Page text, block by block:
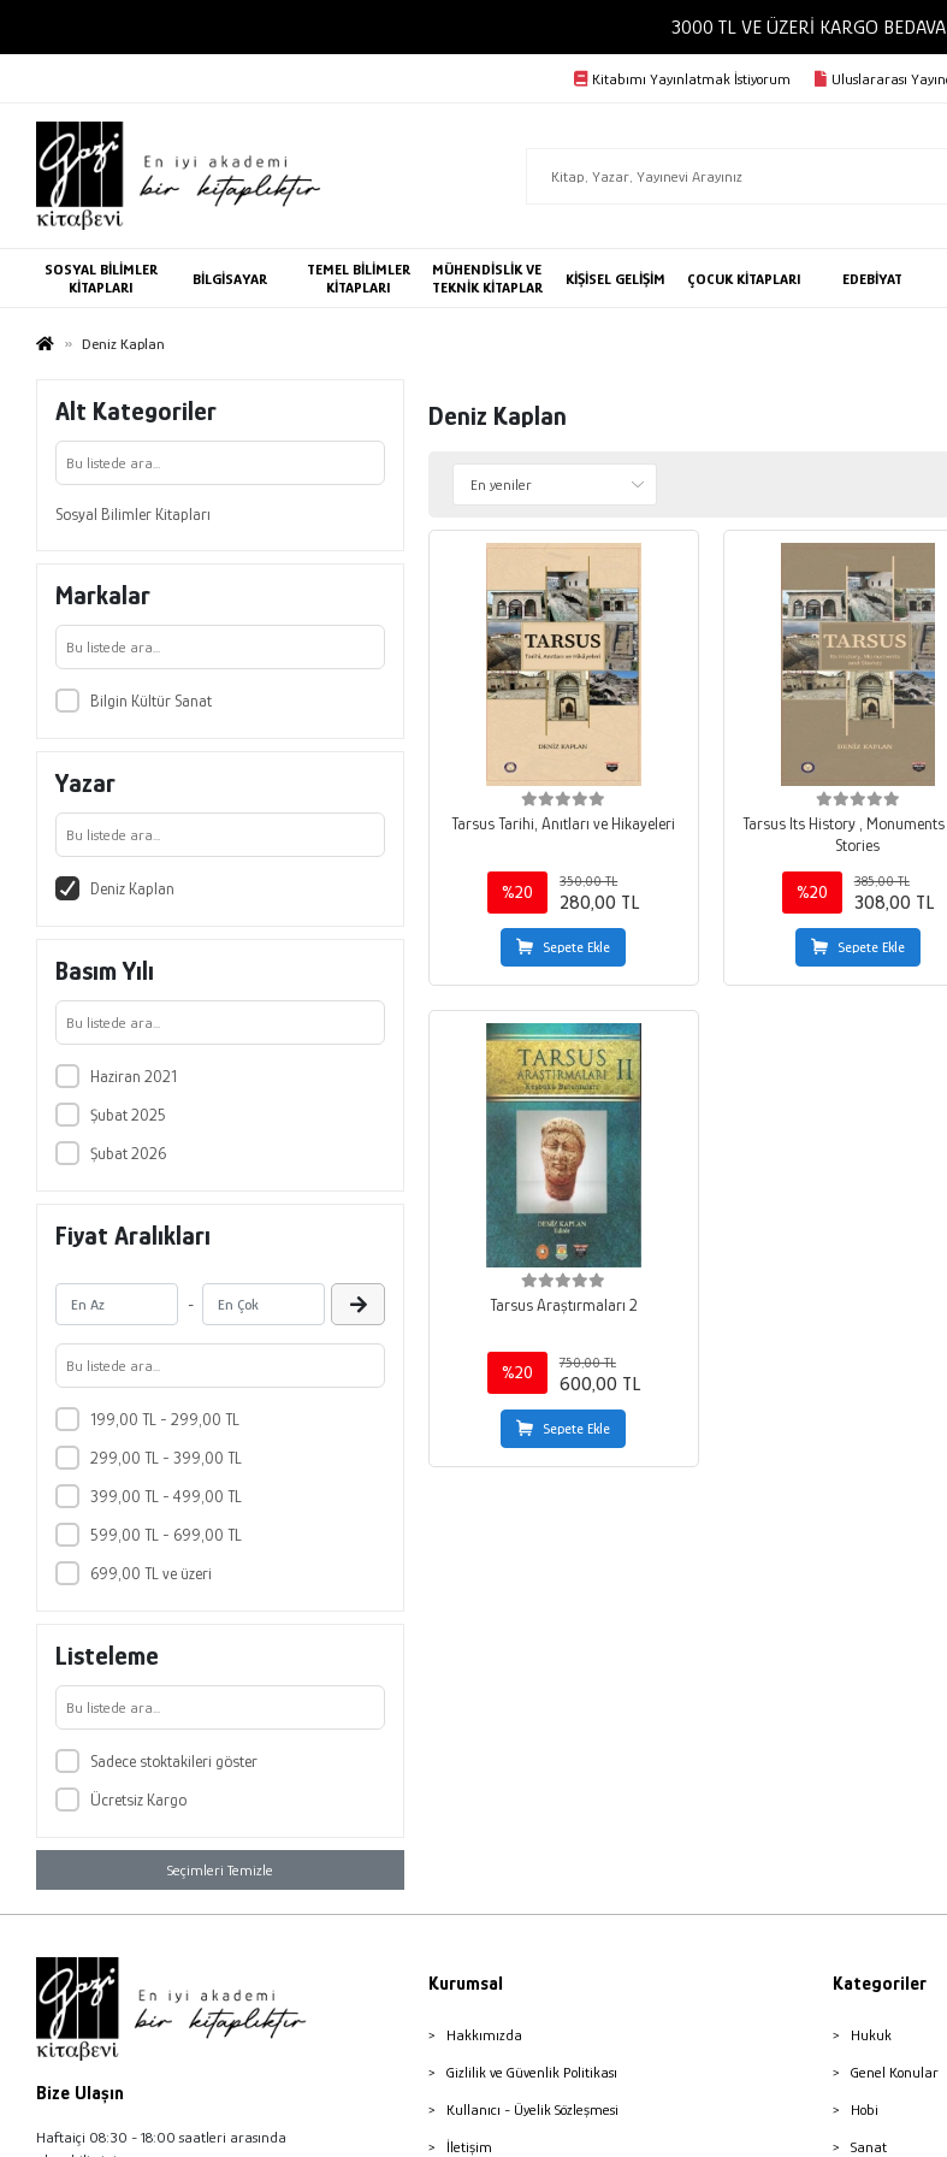
3000 TL VE ÜZERİ KARGO BEDAVA
Kitabımı Yayınlatmak İstiyorum Uluslararası
SOSYAL BİLİMLER
KİTAPLARI
BİLGİSAYAR
TEMEL BİLİMLER
KİTAPLARI
MÜHENDİSLİK VE
TEKNİK KİTAPLAR
KİŞİSEL GELİŞİM ÇOCUK KİTAPLARI EDEBİYAT
Deniz Kaplan
Alt Kategoriler
Sosyal Bilimler Kitapları
Markalar
Bilgin Kültür Sanat
Yazar
Deniz Kaplan
Basım Yılı
Haziran 2021
Şubat 2025
Şubat 2026
Fiyat Aralıkları
-
199,00 TL - 299,00 TL
299,00 TL - 399,00 TL
399,00 TL - 499,00 TL
599,00 TL - 699,00 TL
699,00 TL ve üzeri
Listeleme
Sadece stoktakileri göster
Ücretsiz Kargo
Seçimleri Temizle
Deniz Kaplan
Tarsus Tarihi, Anıtları ve Hikayeleri
%20
350,00 TL
280,00 TL
Sepete Ekle
Tarsus Its History ,
Stories
%20
385,00 TL
308,00 TL
Sepete Ekle
Tarsus Araştırmaları 2
%20
750,00 TL
600,00 TL
Sepete Ekle
Bize Ulaşın
Haftaiçi 08:30 - 18:00 saatleri arasında
Kurumsal
Hakkımızda
Gizlilik ve Güvenlik Politikası
Kullanıcı - Üyelik Sözleşmesi
İletişim
Kategoriler
Hukuk
Genel Konular
Hobi
Sanat